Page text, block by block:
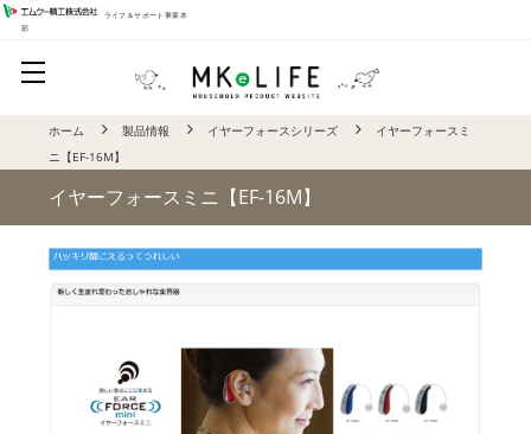
ライフ＆サポート事業本
部
ホーム 製品情報 イヤーフォースシリーズ
イヤーフォースミ
ニ【EF-16M】
イヤーフォースミニ【EF-16M】